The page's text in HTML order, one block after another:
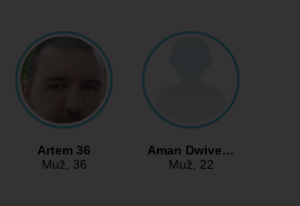
Artem 36
Muž, 36
Aman Dwive…
Muž, 22